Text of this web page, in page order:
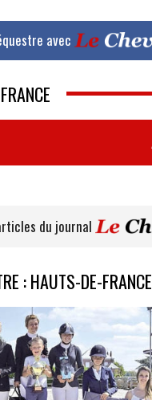
avec
du journal
: HAUTS-DE-FRANCE